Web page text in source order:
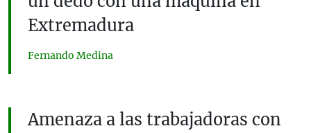
Extremadura
Fernando Medina
Amenaza a las trabajadoras con